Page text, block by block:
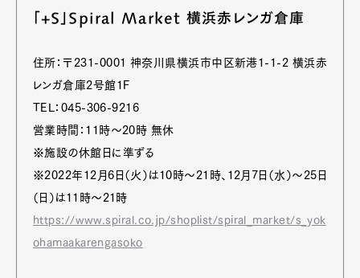
「+S」Spiral Market 横浜赤レンガ倉庫
住所：〒231-0001 神奈川県横浜市中区新港1-1-2 横浜赤
レンガ倉庫2号館1F
TEL：045-306-9216
営業時間：11時〜20時 無休
※施設の休館日に準ずる
※2022年12月6日（火）は10時〜21時、12月7日（水）〜25日
（日）は11時〜21時
https://www.spiral.co.jp/shoplist/spiral_market/s_yok
ohamaakarengasoko